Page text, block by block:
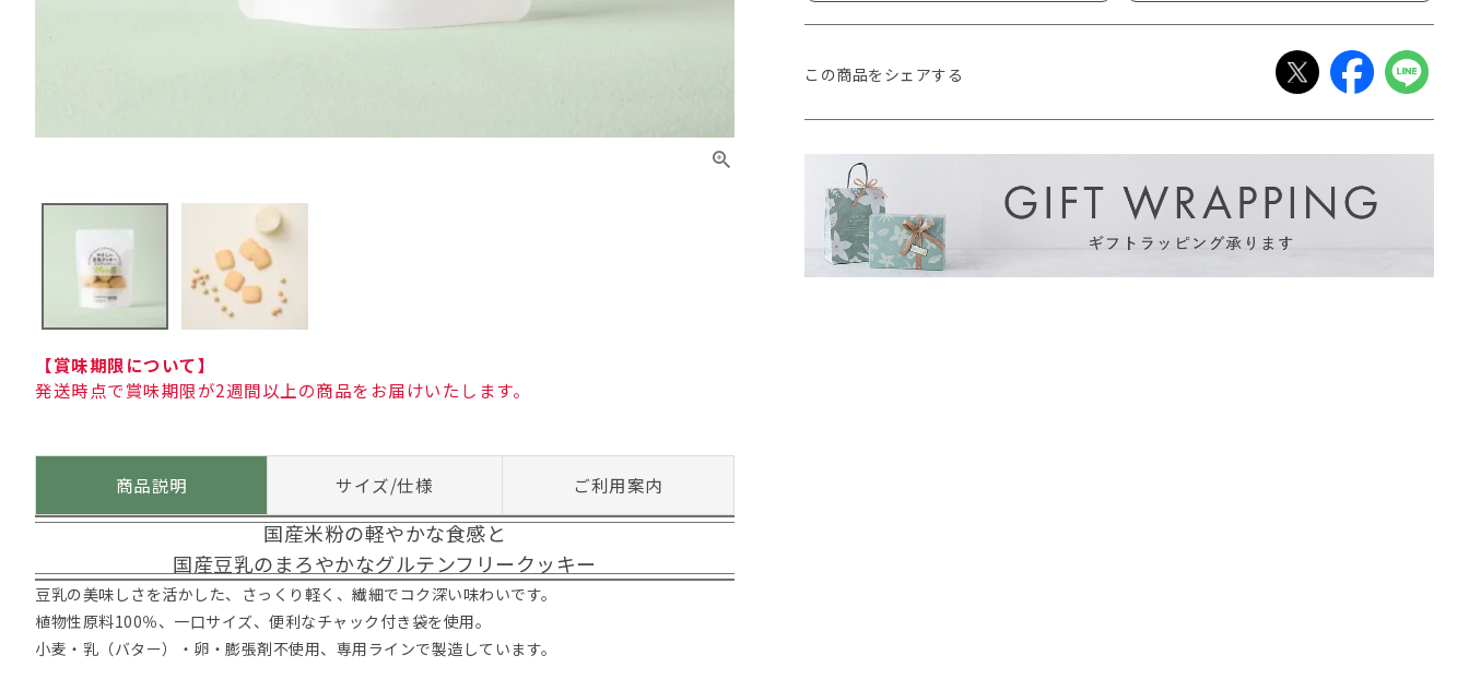
【賞味期限について】
発送時点で賞味期限が2週間以上の商品をお届けいたします。
商品説明 サイズ/仕様 ご利用案内
国産米粉の軽やかな食感と
国産豆乳のまろやかなグルテンフリークッキー
豆乳の美味しさを活かした、さっくり軽く、繊細でコク深い味わいです。
植物性原料100％、一口サイズ、便利なチャック付き袋を使用。
小麦・乳（バター）・卵・膨張剤不使用、専用ラインで製造しています。
この商品をシェアする